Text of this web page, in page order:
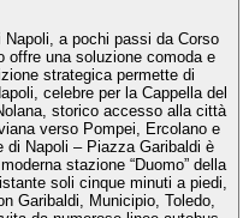
a pochi passi da Corso
offre una soluzione comoda e
strategica permette di
celebre per la Cappella del
storico accesso alla città
verso Pompei, Ercolano e
di Napoli – Piazza Garibaldi è
stazione “Duomo” della
soli cinque minuti a piedi,
Garibaldi, Municipio, Toledo,